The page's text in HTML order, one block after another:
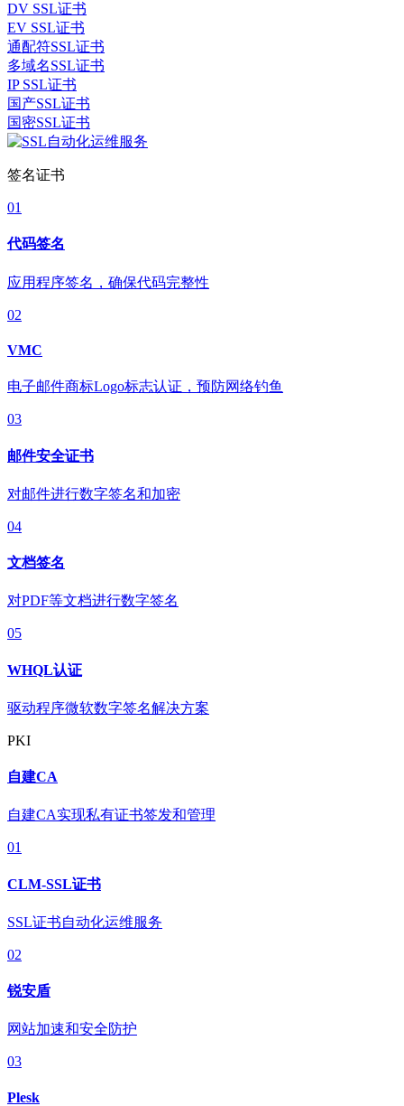
DV SSL证书
EV SSL证书
通配符SSL证书
多域名SSL证书
IP SSL证书
国产SSL证书
国密SSL证书
签名证书
01
代码签名
应用程序签名，确保代码完整性
02
VMC
电子邮件商标Logo标志认证，预防网络钓鱼
03
邮件安全证书
对邮件进行数字签名和加密
04
文档签名
对PDF等文档进行数字签名
05
WHQL认证
驱动程序微软数字签名解决方案
PKI
自建CA
自建CA实现私有证书签发和管理
01
CLM-SSL证书
SSL证书自动化运维服务
02
锐安盾
网站加速和安全防护
03
Plesk